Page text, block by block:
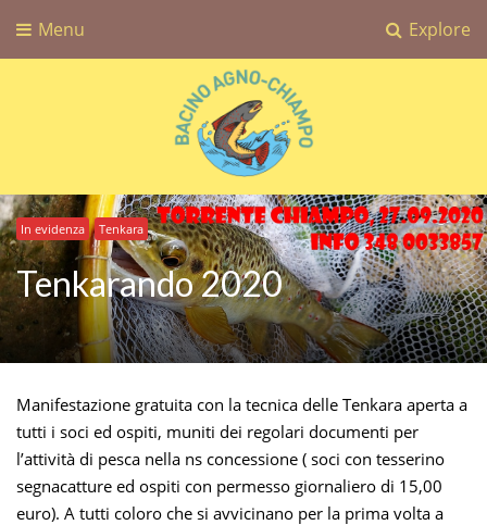
Explore
Menu
Bacino Agno-Chiampo
Associazione Sportiva Dilettantistica Bacino Agno-Chiampo
In evidenza Tenkara
Tenkarando 2020
Manifestazione gratuita con la tecnica delle Tenkara aperta a
tutti i soci ed ospiti, muniti dei regolari documenti per
l’attività di pesca nella ns concessione ( soci con tesserino
segnacatture ed ospiti con permesso giornaliero di 15,00
euro). A tutti coloro che si avvicinano per la prima volta a